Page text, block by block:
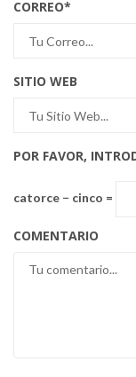
CORREO*
SITIO WEB
POR FAVOR,
catorce − cinco =
COMENTARIO